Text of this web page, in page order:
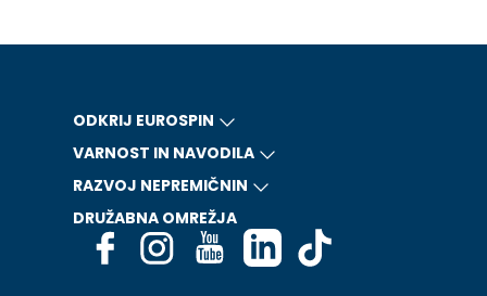
ODKRIJ EUROSPIN
VARNOST IN NAVODILA
RAZVOJ NEPREMIČNIN
DRUŽABNA OMREŽJA